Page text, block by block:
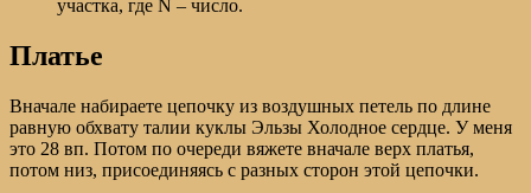
участка, где N – число.
Платье
Вначале набираете цепочку из воздушных петель по длине
равную обхвату талии куклы Эльзы Холодное сердце. У меня
это 28 вп. Потом по очереди вяжете вначале верх платья,
потом низ, присоединяясь с разных сторон этой цепочки.